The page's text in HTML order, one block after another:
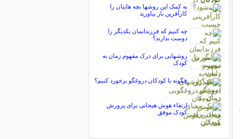
به کمک این روشها بچه هایتان را
کارآفرین بار بیاورید
چه کنیم که فرزندانمان یکدیگر را
دوست بدارند؟
روشهایی برای درک مفهوم زمان به
کودک
چگونه با کودکان دروغگو برخورد کنیم؟
ارتقاء هوش هیجانی برای پرورش
کودک موفق